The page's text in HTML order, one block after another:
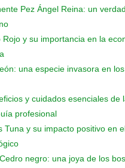
Pez Ángel Reina: un
Rojo y su importancia en la
una especie invasora en
y cuidados esenciales de
profesional
Tuna y su impacto positivo en
negro: una joya de los